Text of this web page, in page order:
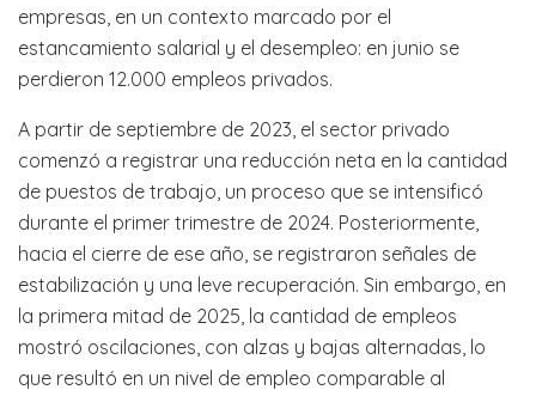
empresas, en un contexto marcado por el
estancamiento salarial y el desempleo: en junio se
perdieron 12.000 empleos privados.
A partir de septiembre de 2023, el sector privado
comenzó a registrar una reducción neta en la cantidad
de puestos de trabajo, un proceso que se intensificó
durante el primer trimestre de 2024. Posteriormente,
hacia el cierre de ese año, se registraron señales de
estabilización y una leve recuperación. Sin embargo, en
la primera mitad de 2025, la cantidad de empleos
mostró oscilaciones, con alzas y bajas alternadas, lo
que resultó en un nivel de empleo comparable al